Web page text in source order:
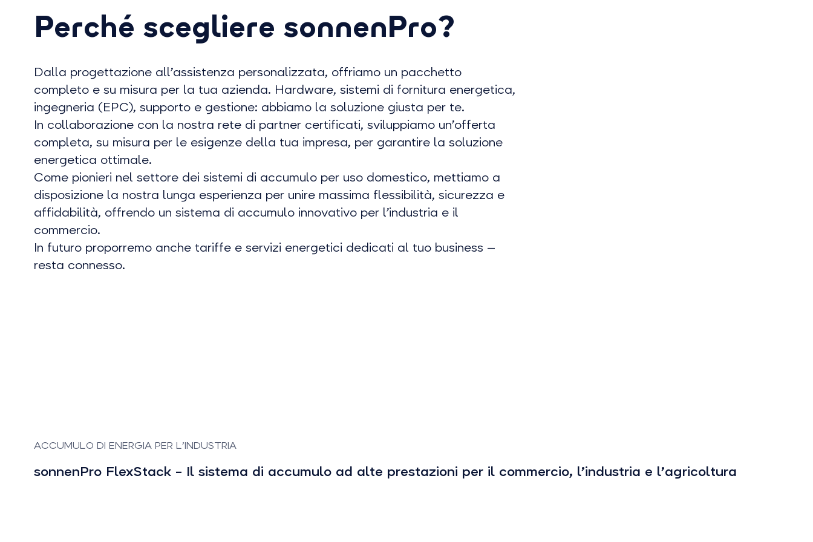
Perché scegliere sonnenPro?
Dalla progettazione all’assistenza personalizzata, offriamo un pacchetto
completo e su misura per la tua azienda. Hardware, sistemi di fornitura energetica,
ingegneria (EPC), supporto e gestione: abbiamo la soluzione giusta per te.
In collaborazione con la nostra rete di partner certificati, sviluppiamo un’offerta
completa, su misura per le esigenze della tua impresa, per garantire la soluzione
energetica ottimale.
Come pionieri nel settore dei sistemi di accumulo per uso domestico, mettiamo a
disposizione la nostra lunga esperienza per unire massima flessibilità, sicurezza e
affidabilità, offrendo un sistema di accumulo innovativo per l’industria e il
commercio.
In futuro proporremo anche tariffe e servizi energetici dedicati al tuo business —
resta connesso.
ACCUMULO DI ENERGIA PER L’INDUSTRIA
sonnenPro FlexStack – Il sistema di accumulo ad alte prestazioni per il commercio, l’industria e l’agricoltura